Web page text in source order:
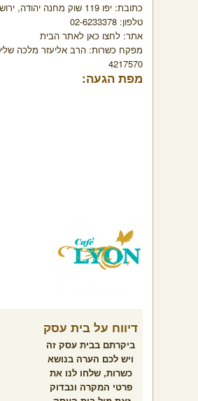
כתובת: יפו 119 שוק מחנה יהודה, ירושלים
טלפון: 02-6233378
אתר: לחצו כאן לאתר הבית
מפקח כשרות:
4217570
מפת הגעה:
דיווח על בית עסק
ביקרתם בבית עסק זה
ויש לכם הערה בנושא
כשרות, שלחו לנו את
פרטי המקרה ונבדוק